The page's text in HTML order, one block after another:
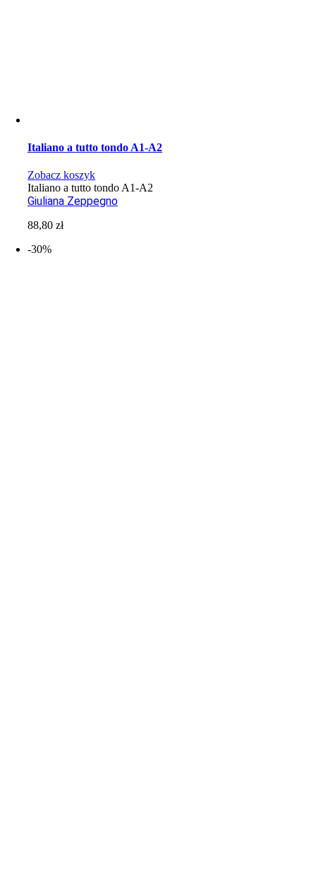
Italiano a tutto tondo A1-A2
Zobacz koszyk
Italiano a tutto tondo A1-A2
Giuliana Zeppegno
88,80zł
-30%